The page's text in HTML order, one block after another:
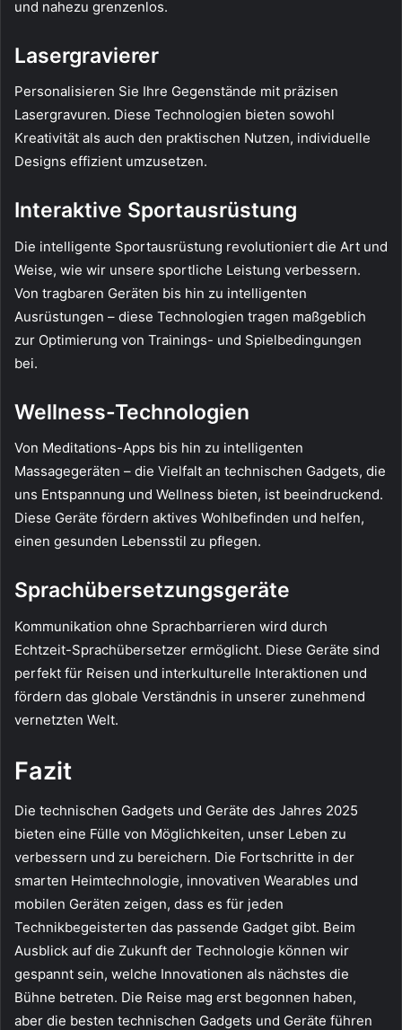
und nahezu grenzenlos.
Lasergravierer
Personalisieren Sie Ihre Gegenstände mit präzisen
Lasergravuren. Diese Technologien bieten sowohl
Kreativität als auch den praktischen Nutzen, individuelle
Designs effizient umzusetzen.
Interaktive Sportausrüstung
Die intelligente Sportausrüstung revolutioniert die Art und
Weise, wie wir unsere sportliche Leistung verbessern.
Von tragbaren Geräten bis hin zu intelligenten
Ausrüstungen – diese Technologien tragen maßgeblich
zur Optimierung von Trainings- und Spielbedingungen
bei.
Wellness-Technologien
Von Meditations-Apps bis hin zu intelligenten
Massagegeräten – die Vielfalt an technischen Gadgets, die
uns Entspannung und Wellness bieten, ist beeindruckend.
Diese Geräte fördern aktives Wohlbefinden und helfen,
einen gesunden Lebensstil zu pflegen.
Sprachübersetzungsgeräte
Kommunikation ohne Sprachbarrieren wird durch
Echtzeit-Sprachübersetzer ermöglicht. Diese Geräte sind
perfekt für Reisen und interkulturelle Interaktionen und
fördern das globale Verständnis in unserer zunehmend
vernetzten Welt.
Fazit
Die technischen Gadgets und Geräte des Jahres 2025
bieten eine Fülle von Möglichkeiten, unser Leben zu
verbessern und zu bereichern. Die Fortschritte in der
smarten Heimtechnologie, innovativen Wearables und
mobilen Geräten zeigen, dass es für jeden
Technikbegeisterten das passende Gadget gibt. Beim
Ausblick auf die Zukunft der Technologie können wir
gespannt sein, welche Innovationen als nächstes die
Bühne betreten. Die Reise mag erst begonnen haben,
aber die besten technischen Gadgets und Geräte führen